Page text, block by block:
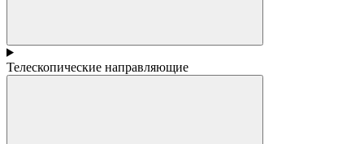
Телескопические направляющие